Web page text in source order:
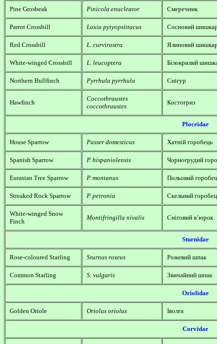
Pine Grosbeak Pinicola enucleator Смеречник
Parrot Crossbill Loxia pytyopsittacus Сосновий
Red Crossbill L. curvirostra Ялиновий
White-winged Crossbill L. leucoptera Білокрилий
Northern Bullfinch Pyrrhula pyrrhula Снігур
Hawfinch
Coccothraustes
coccothraustes
Костогриз
Ploceidae
House Sparrow Passer domesticus Хатній горобець
Spanish Sparrow P. hispaniolensis Чорногрудий
Eurasian Tree Sparrow P. montanus Польовий
Streaked Rock Sparrow P. petronia Скельний
White-winged Snow
Finch
Montifringilla nivalis Сніговий в’юрок
Sturnidae
Rose-coloured Starling Sturnus roseus Рожевий шпак
Common Starling S. vulgaris Звичайний шпак
Oriolidae
Golden Oriole Oriolus oriolus Іволга
Corvidae